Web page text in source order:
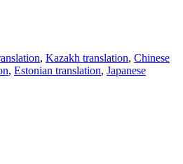
, Kazakh translation, Chinese
, Estonian translation, Japanese